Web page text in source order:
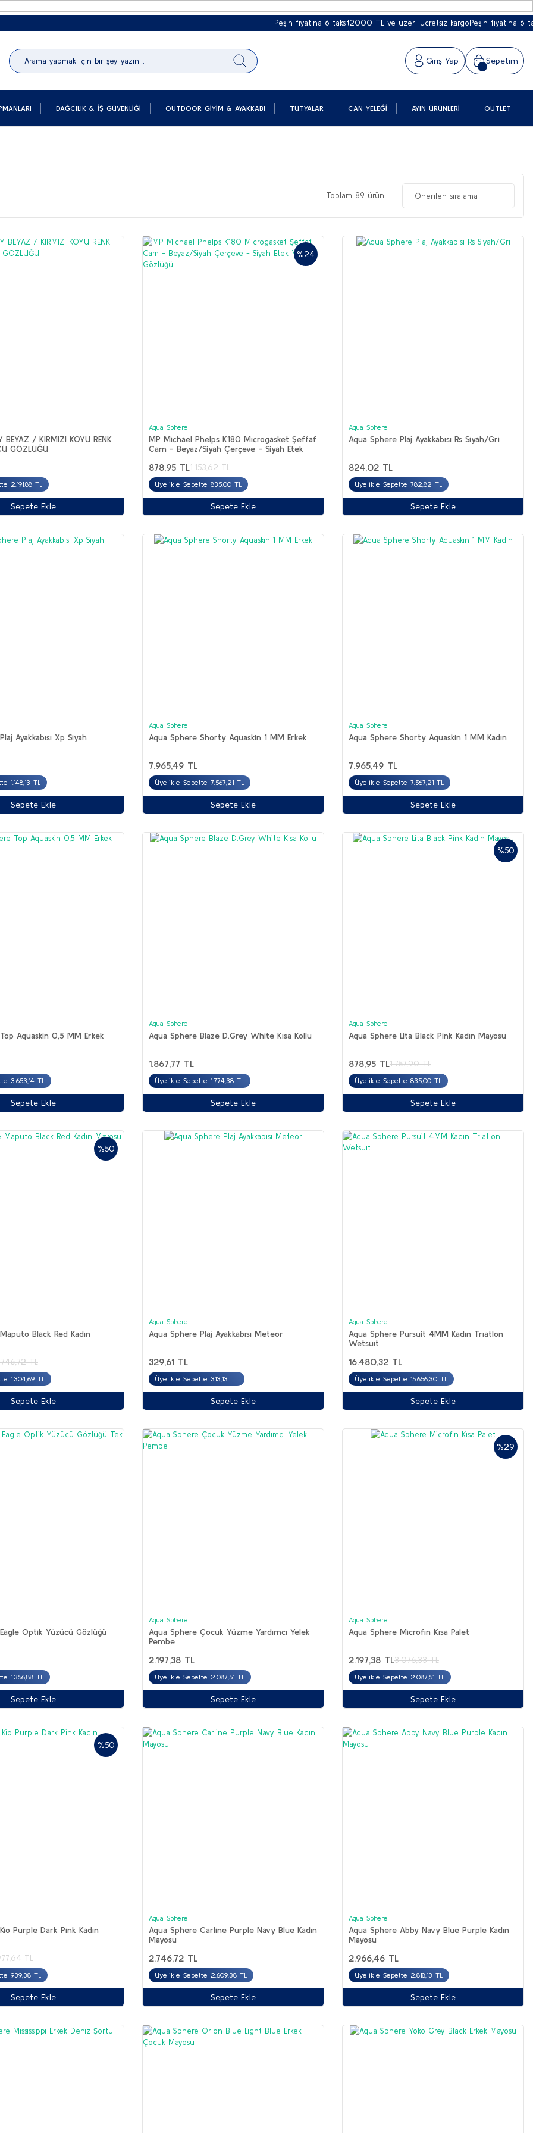
Peşin fiyatına 6 taksit2000 TL ve üzeri ücretsiz kargoPeşin fiyatına 6 taksit2000
Giriş Yap Sepetim
DAĞCILIK & İŞ GÜVENLIĞI OUTDOOR GIYIM & AYAKKABI TUTYALAR CAN YELEĞI AYIN ÜRÜNLERI OUTLET
Toplam 89 ürün
BEYAZ / KIRMIZI KOYU RENK
GÖZLÜĞÜ
2.191,88 TL
Sepete Ekle
%24
Aqua Sphere
MP Michael Phelps K180 Mıcrogasket Şeffaf
Cam - Beyaz/Siyah Çerçeve - Siyah Etek
878,95 TL1.153,62 TL
Üyelikle Sepette 835,00 TL
Sepete Ekle
Aqua Sphere
Aqua Sphere Plaj Ayakkabısı Rs Siyah/Gri
824,02 TL
Üyelikle Sepette 782,82 TL
Sepete Ekle
Ayakkabısı Xp Siyah
1.148,13 TL
Sepete Ekle
Aqua Sphere
Aqua Sphere Shorty Aquaskin 1 MM Erkek
7.965,49 TL
Üyelikle Sepette 7.567,21 TL
Sepete Ekle
Aqua Sphere
Aqua Sphere Shorty Aquaskin 1 MM Kadın
7.965,49 TL
Üyelikle Sepette 7.567,21 TL
Sepete Ekle
Aquaskin 0,5 MM Erkek
3.653,14 TL
Sepete Ekle
Aqua Sphere
Aqua Sphere Blaze D.Grey White Kısa Kollu
1.867,77 TL
Üyelikle Sepette 1.774,38 TL
Sepete Ekle
%50
Aqua Sphere
Aqua Sphere Lita Black Pink Kadın Mayosu
878,95 TL1.757,90 TL
Üyelikle Sepette 835,00 TL
Sepete Ekle
%50
Black Red Kadın
TL
1.304,69 TL
Sepete Ekle
Aqua Sphere
Aqua Sphere Plaj Ayakkabısı Meteor
329,61 TL
Üyelikle Sepette 313,13 TL
Sepete Ekle
Aqua Sphere
Aqua Sphere Pursuit 4MM Kadın Trıatlon
Wetsuıt
16.480,32 TL
Üyelikle Sepette 15.656,30 TL
Sepete Ekle
Optik Yüzücü Gözlüğü
1.356,88 TL
Sepete Ekle
Aqua Sphere
Aqua Sphere Çocuk Yüzme Yardımcı Yelek
Pembe
2.197,38 TL
Üyelikle Sepette 2.087,51 TL
Sepete Ekle
%29
Aqua Sphere
Aqua Sphere Microfin Kısa Palet
2.197,38 TL3.076,33 TL
Üyelikle Sepette 2.087,51 TL
Sepete Ekle
%50
Purple Dark Pink Kadın
TL
939,38 TL
Sepete Ekle
Aqua Sphere
Aqua Sphere Carline Purple Navy Blue Kadın
Mayosu
2.746,72 TL
Üyelikle Sepette 2.609,38 TL
Sepete Ekle
Aqua Sphere
Aqua Sphere Abby Navy Blue Purple Kadın
Mayosu
2.966,46 TL
Üyelikle Sepette 2.818,13 TL
Sepete Ekle